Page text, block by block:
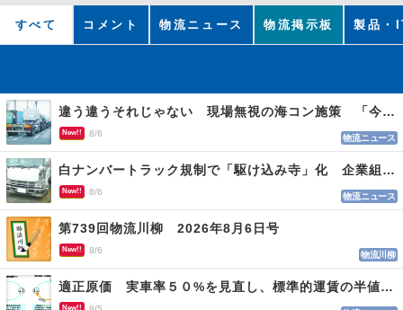
すべて コメント 物流ニュース 物流掲示板 製品・
違う違うそれじゃない 現場無視の海コン施策 「今でも平均２～３時間は待つ」
New!! 8/6 物流ニュース
白ナンバートラック規制で「駆け込み寺」化 企業組合が入会基準を見直しへ
New!! 8/6 物流ニュース
第739回物流川柳 2026年8月6日号
New!! 8/6 物流川柳
適正原価 実車率５０%を見直し、標準的運賃の半値の恐れも
New!!